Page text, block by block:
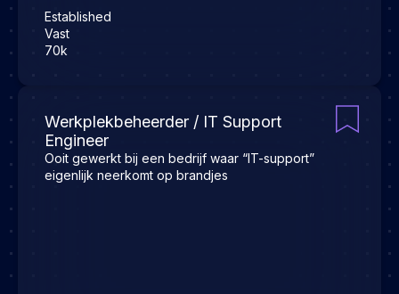
Established
Vast
70k
Werkplekbeheerder / IT Support
Engineer
Ooit gewerkt bij een bedrijf waar “IT-support”
eigenlijk neerkomt op brandjes